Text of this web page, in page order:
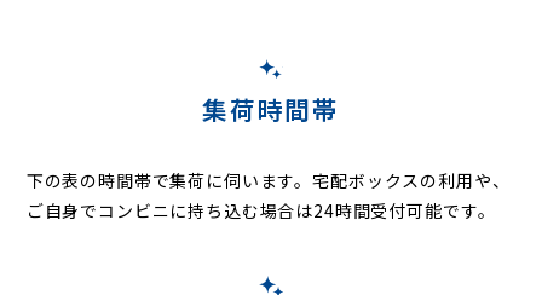
集荷時間帯
下の表の時間帯で集荷に伺います。宅配ボックスの利用や、
ご自身でコンビニに持ち込む場合は24時間受付可能です。